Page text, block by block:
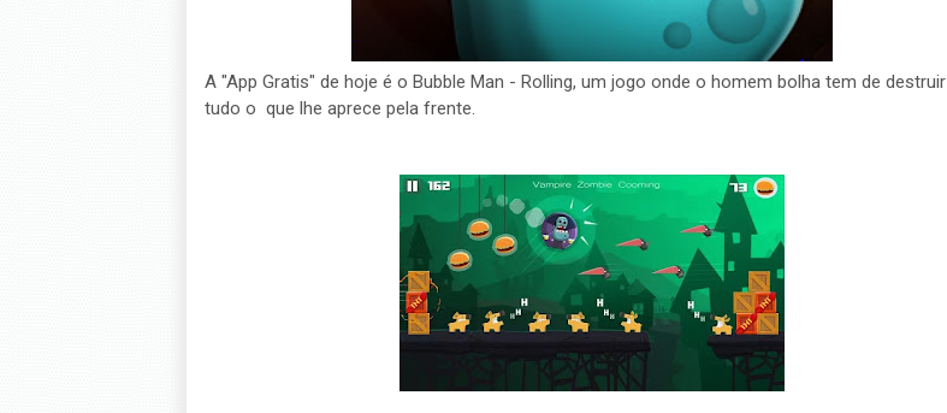
A "App Gratis" de hoje é o Bubble Man - Rolling, um jogo onde o homem bolha tem de destruir
tudo o que lhe aprece pela frente.